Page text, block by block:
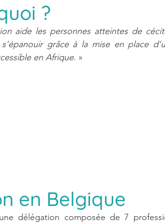
?
aide les personnes atteintes de
grâce à la mise en place
en Afrique. »
en Belgique
délégation composée de 7